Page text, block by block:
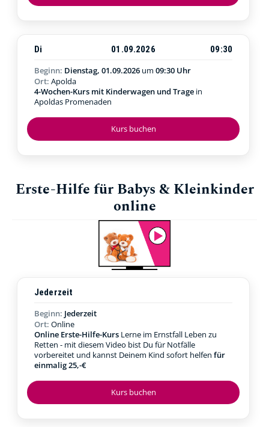
Kurs buchen
Di 01.09.2026
09:30
Beginn: Dienstag, 01.09.2026 um 09:30 Uhr
Ort: Apolda
4-Wochen-Kurs mit Kinderwagen und Trage in
Apoldas Promenaden
Erste-Hilfe für Babys & Kleinkinder
online
Kurs buchen
Jederzeit
Beginn: Jederzeit
Ort: Online
Online Erste-Hilfe-Kurs Lerne im Ernstfall Leben zu
Retten - mit diesem Video bist Du für Notfälle
vorbereitet und kannst Deinem Kind sofort helfen für
einmalig 25,-€